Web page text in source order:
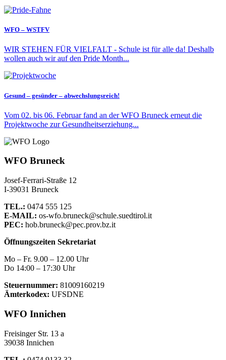
WFO – WSTFV
WIR STEHEN FÜR VIELFALT - Schule ist für alle da! Deshalb
wollen auch wir auf den Pride Month...
Gesund – gesünder – abwechslungsreich!
Vom 02. bis 06. Februar fand an der WFO Bruneck erneut die
Projektwoche zur Gesundheitserziehung...
WFO Bruneck
Josef-Ferrari-Straße 12
I-39031 Bruneck
TEL.: 0474 555 125
E-MAIL: os-wfo.bruneck@schule.suedtirol.it
PEC: hob.bruneck@pec.prov.bz.it
Öffnungszeiten Sekretariat
Mo – Fr. 9.00 – 12.00 Uhr
Do 14:00 – 17:30 Uhr
Steuernummer: 81009160219
Ämterkodex: UFSDNE
WFO Innichen
Freisinger Str. 13 a
39038 Innichen